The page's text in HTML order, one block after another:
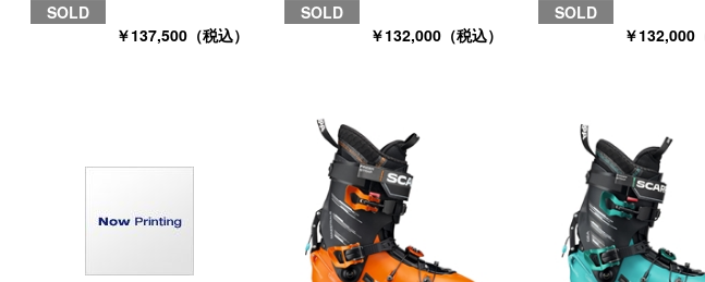
SOLD
￥137,500（税込）
SOLD
￥132,000（税込）
SOLD
￥132,000